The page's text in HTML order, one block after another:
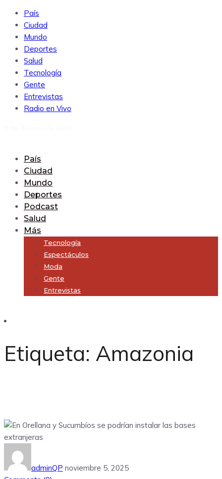
País
Ciudad
Mundo
Deportes
Salud
Tecnología
Gente
Entrevistas
Radio en Vivo
País
Ciudad
Mundo
Deportes
Podcast
Salud
Más
Tecnología
Espectáculos
Moda
Gente
Entrevistas
Etiqueta: Amazonia
adminQP noviembre 5, 2025